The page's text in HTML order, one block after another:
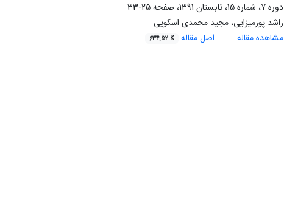
دوره 7، شماره 15، تابستان 1391، صفحه
25-33
راشد پورمیزایی، مجید محمدی اسکویی
مشاهده مقاله
اصل مقاله 634.52 K